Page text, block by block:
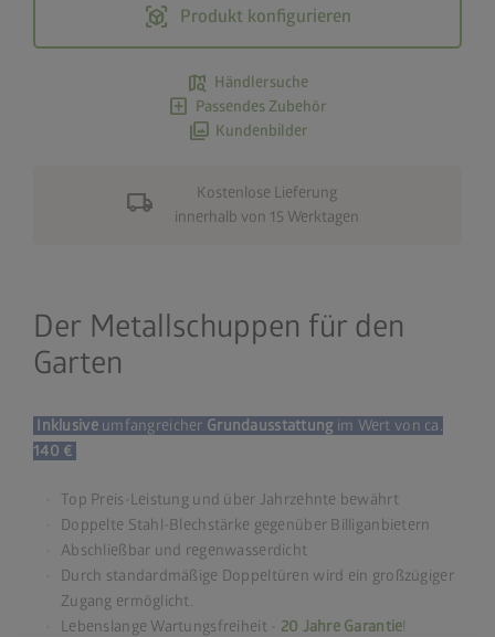
view_in_ar Produkt konfigurieren
map_search Händlersuche
add_box Passendes Zubehör
photo_library Kundenbilder
local_shipping
Kostenlose Lieferung
innerhalb von 15 Werktagen
Der Metallschuppen für den
Garten
Inklusive umfangreicher Grundausstattung im Wert von ca.
140 €
Top Preis-Leistung und über Jahrzehnte bewährt
Doppelte Stahl-Blechstärke gegenüber Billiganbietern
Abschließbar und regenwasserdicht
Durch standardmäßige Doppeltüren wird ein großzügiger
Zugang ermöglicht.
Lebenslange Wartungsfreiheit - 20 Jahre Garantie!